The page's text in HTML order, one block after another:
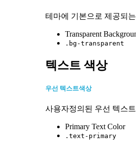
테마에 기본으로 제공되
Transparent
.bg-transparent
텍스트 색상
우선 텍스트색상
사용자정의된 우선 텍스
Primary Text Color
.text-primary